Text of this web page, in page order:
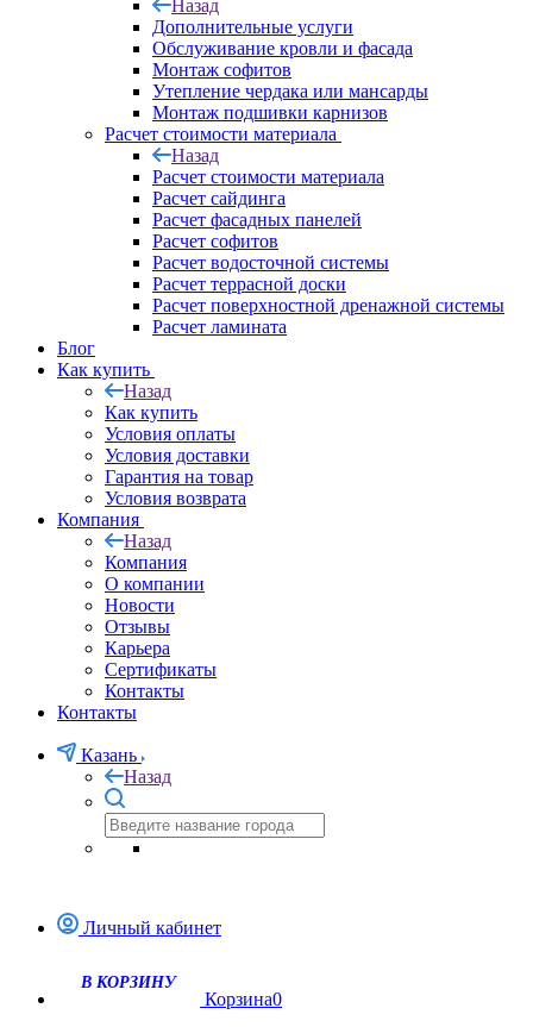
Назад
Дополнительные услуги
Обслуживание кровли и фасада
Монтаж софитов
Утепление чердака или мансарды
Монтаж подшивки карнизов
Расчет стоимости материала
Назад
Расчет стоимости материала
Расчет сайдинга
Расчет фасадных панелей
Расчет софитов
Расчет водосточной системы
Расчет террасной доски
Расчет поверхностной дренажной системы
Расчет ламината
Блог
Как купить
Назад
Как купить
Условия оплаты
Условия доставки
Гарантия на товар
Условия возврата
Компания
Назад
Компания
О компании
Новости
Отзывы
Карьера
Сертификаты
Контакты
Контакты
Казань
Назад
Личный кабинет
Корзина0